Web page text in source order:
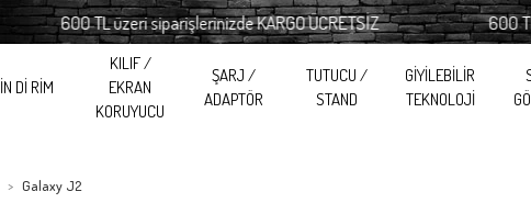
600 TL üzeri siparişlerinizde KARGO ÜCRETSİZ 600 TL
İN Dİ RİM
KILIF /
EKRAN
KORUYUCU
ŞARJ /
ADAPTÖR
TUTUCU /
STAND
GİYİLEBİLİR
TEKNOLOJİ
Galaxy J2